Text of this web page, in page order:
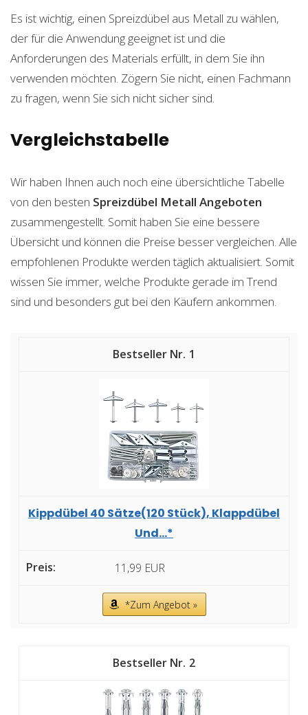
Es ist wichtig, einen Spreizdübel aus Metall zu wählen,
der für die Anwendung geeignet ist und die
Anforderungen des Materials erfüllt, in dem Sie ihn
verwenden möchten. Zögern Sie nicht, einen Fachmann
zu fragen, wenn Sie sich nicht sicher sind.
Vergleichstabelle
Wir haben Ihnen auch noch eine übersichtliche Tabelle
von den besten Spreizdübel Metall Angeboten
zusammengestellt. Somit haben Sie eine bessere
Übersicht und können die Preise besser vergleichen. Alle
empfohlenen Produkte werden täglich aktualisiert. Somit
wissen Sie immer, welche Produkte gerade im Trend
sind und besonders gut bei den Käufern ankommen.
1
Kippdübel 40 Sätze(120 Stück), Klappdübel
Und...*
11,99 EUR
*Zum Angebot »
2